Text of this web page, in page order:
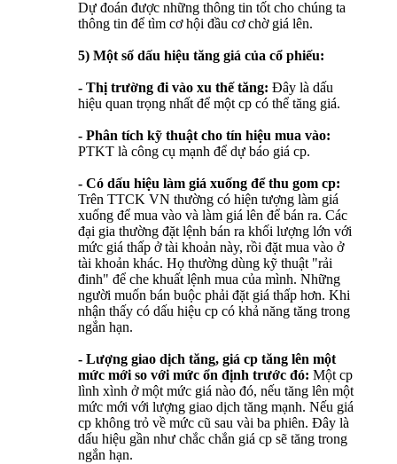
Dự đoán được những thông tin tốt cho chúng ta
thông tin để tìm cơ hội đầu cơ chờ giá lên.
5) Một số dấu hiệu tăng giá của cổ phiếu:
- Thị trường đi vào xu thế tăng: Đây là dấu
hiệu quan trọng nhất để một cp có thể tăng giá.
- Phân tích kỹ thuật cho tín hiệu mua vào:
PTKT là công cụ mạnh để dự báo giá cp.
- Có dấu hiệu làm giá xuống để thu gom cp:
Trên TTCK VN thường có hiện tượng làm giá
xuống để mua vào và làm giá lên để bán ra. Các
đại gia thường đặt lệnh bán ra khối lượng lớn với
mức giá thấp ở tài khoản này, rồi đặt mua vào ở
tài khoản khác. Họ thường dùng kỹ thuật "rải
đinh" để che khuất lệnh mua của mình. Những
người muốn bán buộc phải đặt giá thấp hơn. Khi
nhận thấy có dấu hiệu cp có khả năng tăng trong
ngắn hạn.
- Lượng giao dịch tăng, giá cp tăng lên một
mức mới so với mức ổn định trước đó: Một cp
lình xình ở một mức giá nào đó, nếu tăng lên một
mức mới với lượng giao dịch tăng mạnh. Nếu giá
cp không trỏ về mức cũ sau vài ba phiên. Đây là
dấu hiệu gần như chắc chắn giá cp sẽ tăng trong
ngắn hạn.